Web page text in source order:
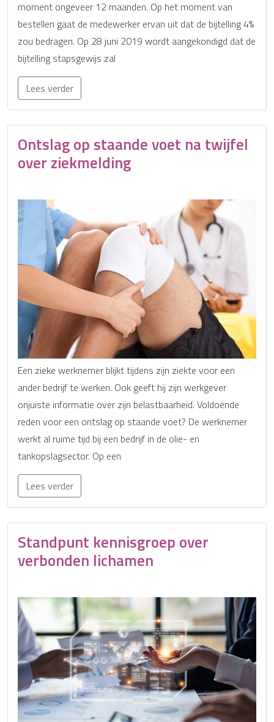
moment ongeveer 12 maanden. Op het moment van
bestellen gaat de medewerker ervan uit dat de bijtelling 4%
zou bedragen. Op 28 juni 2019 wordt aangekondigd dat de
bijtelling stapsgewijs zal
Lees verder
Ontslag op staande voet na twijfel
over ziekmelding
Een zieke werknemer blijkt tijdens zijn ziekte voor een
ander bedrijf te werken. Ook geeft hij zijn werkgever
onjuiste informatie over zijn belastbaarheid. Voldoende
reden voor een ontslag op staande voet? De werknemer
werkt al ruime tijd bij een bedrijf in de olie- en
tankopslagsector. Op een
Lees verder
Standpunt kennisgroep over
verbonden lichamen